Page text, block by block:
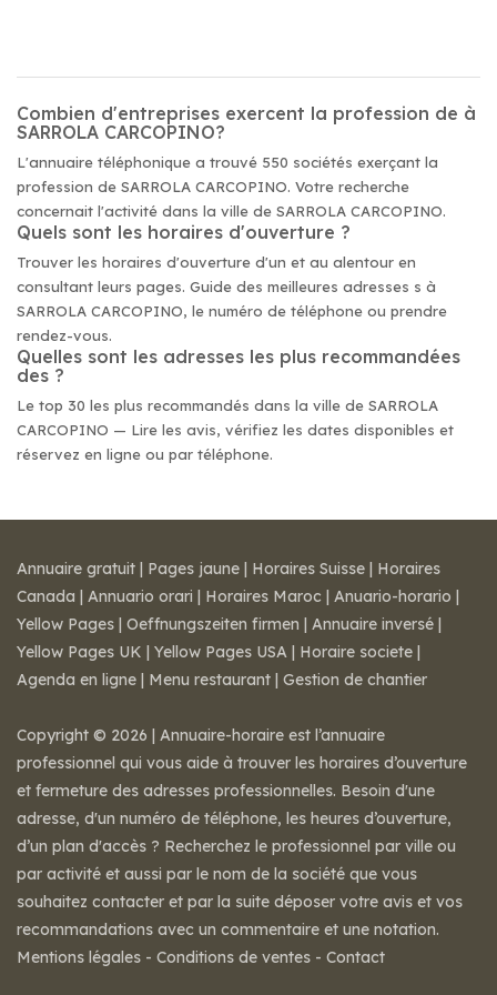
Combien d'entreprises exercent la profession de à
SARROLA CARCOPINO?
L'annuaire téléphonique a trouvé 550 sociétés exerçant la
profession de SARROLA CARCOPINO. Votre recherche
concernait l'activité dans la ville de SARROLA CARCOPINO.
Quels sont les horaires d'ouverture ?
Trouver les horaires d'ouverture d'un et au alentour en
consultant leurs pages. Guide des meilleures adresses s à
SARROLA CARCOPINO, le numéro de téléphone ou prendre
rendez-vous.
Quelles sont les adresses les plus recommandées
des ?
Le top 30 les plus recommandés dans la ville de SARROLA
CARCOPINO — Lire les avis, vérifiez les dates disponibles et
réservez en ligne ou par téléphone.
Annuaire gratuit | Pages jaune | Horaires Suisse | Horaires
Canada | Annuario orari | Horaires Maroc | Anuario-horario |
Yellow Pages | Oeffnungszeiten firmen | Annuaire inversé |
Yellow Pages UK | Yellow Pages USA | Horaire societe |
Agenda en ligne | Menu restaurant | Gestion de chantier
Copyright © 2026 | Annuaire-horaire est l’annuaire
professionnel qui vous aide à trouver les horaires d’ouverture
et fermeture des adresses professionnelles. Besoin d'une
adresse, d'un numéro de téléphone, les heures d’ouverture,
d’un plan d'accès ? Recherchez le professionnel par ville ou
par activité et aussi par le nom de la société que vous
souhaitez contacter et par la suite déposer votre avis et vos
recommandations avec un commentaire et une notation.
Mentions légales - Conditions de ventes - Contact